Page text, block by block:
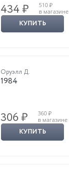
434 ₽
510 ₽
в магазине
КУПИТЬ
Оруэлл Д.
1984
306 ₽
360 ₽
в магазине
КУПИТЬ